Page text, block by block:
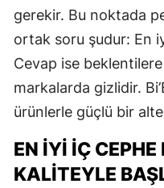
gerekir. Bu noktada
ortak soru şudur: En
Cevap ise
markalarda gizlidir.
ürünlerle güçlü bir
EN İYI İÇ CEPHE
KALITEYLE